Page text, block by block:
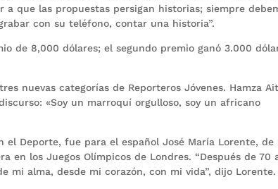
a que las propuestas persigan historias; siempre
con su teléfono, contar una historia”.
de 8,000 dólares; el segundo premio ganó 3.000
nuevas categorías de Reporteros Jóvenes. Hamza
«Soy un marroquí orgulloso, soy un africano
Deporte, fue para el español José María Lorente, de
en los Juegos Olímpicos de Londres. “Después de 70
mi alma, desde mi corazón, con mi vida”, dijo Lorente.